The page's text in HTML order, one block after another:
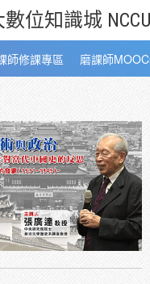
位知識城
師修課專區 磨課師